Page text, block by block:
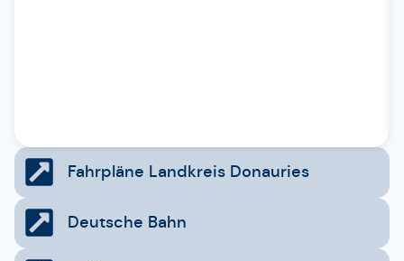
Fahrpläne Landkreis Donauries
Deutsche Bahn